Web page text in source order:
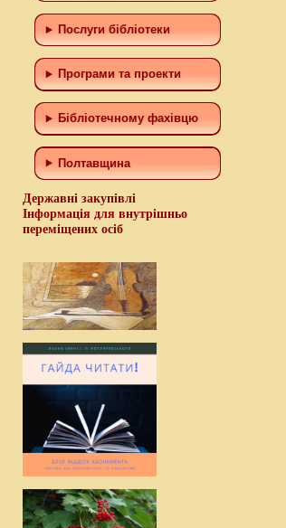
Послуги бібліотеки
Програми та проекти
Бiблiотечному фахiвцю
Полтавщина
Державні закупівлі
Інформація для внутрішньо
переміщених осіб